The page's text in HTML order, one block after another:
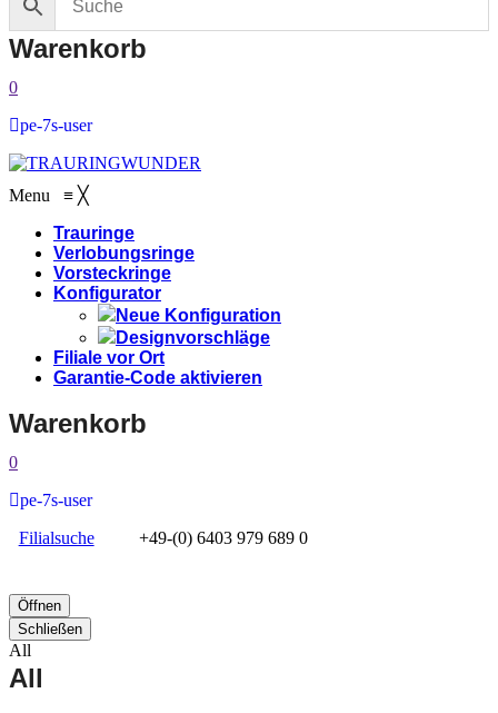
Warenkorb
0
pe-7s-user
Menu ≡ ╳
Trauringe
Verlobungsringe
Vorsteckringe
Konfigurator
Neue Konfiguration
Designvorschläge
Filiale vor Ort
Garantie-Code aktivieren
Warenkorb
0
pe-7s-user
Filialsuche
+49-(0) 6403 979 689 0
Öffnen
Schließen
All
All